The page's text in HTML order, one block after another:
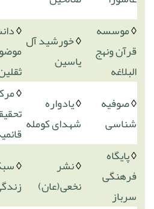
◊موسسه
قرآن ونهج
البلاغه
◊خورشید آل
یاسین
◊
◊صوفیه
شناسی
◊یادواره
شهدای کومله
◊
◊پایگاه
فرهنگی
سرباز
◊نشر
نخعی(عان)
◊